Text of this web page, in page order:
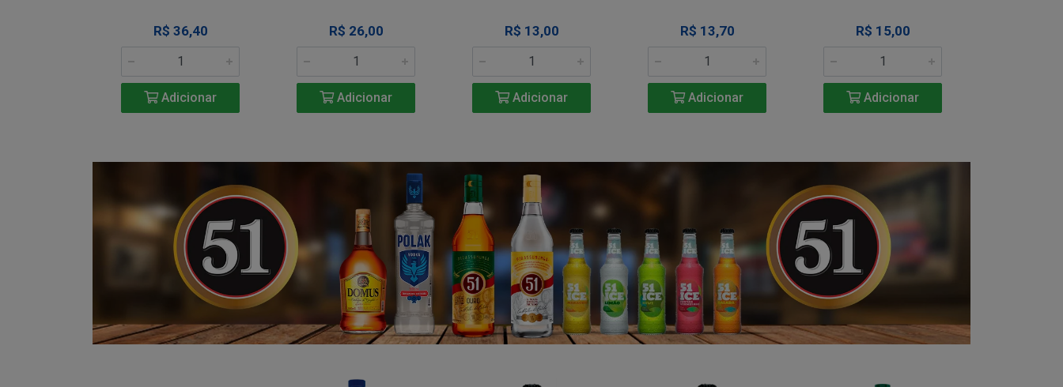
R$ 36,40
Adicionar
R$ 26,00
Adicionar
R$ 13,00
Adicionar
R$ 13,70
Adicionar
R$ 15,00
Adicionar